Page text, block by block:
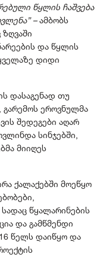
წყლის ჩაშვება
–ამბობს
და წყლის
დიდი
დასაგენად თუ
ეროვნულმა
შედეგები აღარ
სინჯებში,
მიიღეს
ქალაქებში მოეწყო
წყალარინების
და გამწმენდი
წელს დაიწყო და